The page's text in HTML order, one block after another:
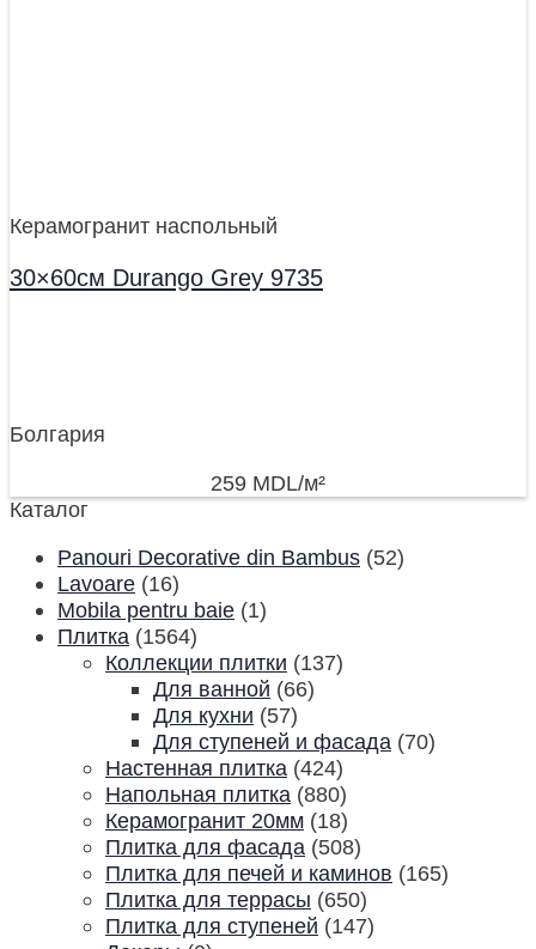
Керамогранит наспольный
30×60см Durango Grey 9735
Болгария
259 MDL/м²
Каталог
Panouri Decorative din Bambus (52)
Lavoare (16)
Mobila pentru baie (1)
Плитка (1564)
Коллекции плитки (137)
Для ванной (66)
Для кухни (57)
Для ступеней и фасада (70)
Настенная плитка (424)
Напольная плитка (880)
Керамогранит 20мм (18)
Плитка для фасада (508)
Плитка для печей и каминов (165)
Плитка для террасы (650)
Плитка для ступеней (147)